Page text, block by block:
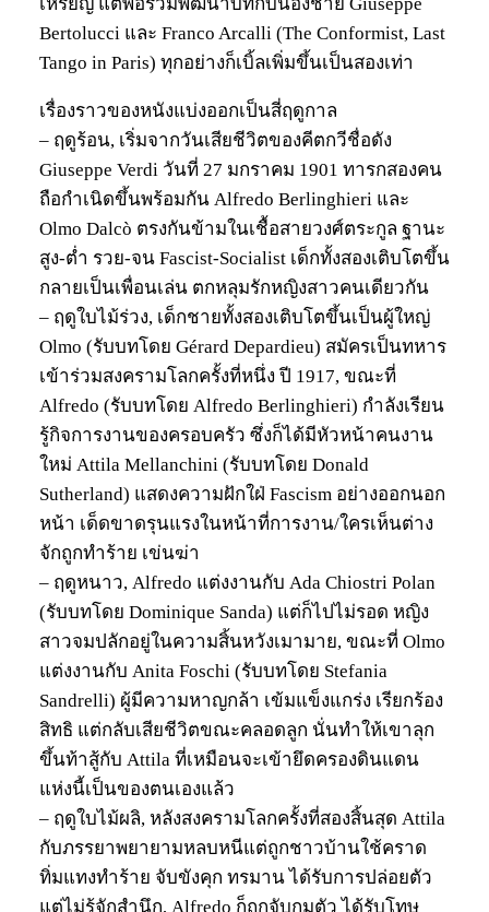
Bertolucci และ Franco Arcalli (The Conformist, Last
Tango in Paris) ทุกอย่างก็เบิ้ลเพิ่มขึ้นเป็นสองเท่า
เรื่องราวของหนังแบ่งออกเป็นสี่ฤดูกาล
– ฤดูร้อน, เริ่มจากวันเสียชีวิตของคีตกวีชื่อดัง
Giuseppe Verdi วันที่ 27 มกราคม 1901 ทารกสองคน
ถือกำเนิดขึ้นพร้อมกัน Alfredo Berlinghieri และ
Olmo Dalcò ตรงกันข้ามในเชื้อสายวงศ์ตระกูล ฐานะ
สูง-ต่ำ รวย-จน Fascist-Socialist เด็กทั้งสองเติบโตขึ้น
กลายเป็นเพื่อนเล่น ตกหลุมรักหญิงสาวคนเดียวกัน
– ฤดูใบไม้ร่วง, เด็กชายทั้งสองเติบโตขึ้นเป็นผู้ใหญ่
Olmo (รับบทโดย Gérard Depardieu) สมัครเป็นทหาร
เข้าร่วมสงครามโลกครั้งที่หนึ่ง ปี 1917, ขณะที่
Alfredo (รับบทโดย Alfredo Berlinghieri) กำลังเรียน
รู้กิจการงานของครอบครัว ซึ่งก็ได้มีหัวหน้าคนงาน
ใหม่ Attila Mellanchini (รับบทโดย Donald
Sutherland) แสดงความฝักใฝ่ Fascism อย่างออกนอก
หน้า เด็ดขาดรุนแรงในหน้าที่การงาน/ใครเห็นต่าง
จักถูกทำร้าย เข่นฆ่า
– ฤดูหนาว, Alfredo แต่งงานกับ Ada Chiostri Polan
(รับบทโดย Dominique Sanda) แต่ก็ไปไม่รอด หญิง
สาวจมปลักอยู่ในความสิ้นหวังเมามาย, ขณะที่ Olmo
แต่งงานกับ Anita Foschi (รับบทโดย Stefania
Sandrelli) ผู้มีความหาญกล้า เข้มแข็งแกร่ง เรียกร้อง
สิทธิ แต่กลับเสียชีวิตขณะคลอดลูก นั่นทำให้เขาลุก
ขึ้นท้าสู้กับ Attila ที่เหมือนจะเข้ายึดครองดินแดน
แห่งนี้เป็นของตนเองแล้ว
– ฤดูใบไม้ผลิ, หลังสงครามโลกครั้งที่สองสิ้นสุด Attila
กับภรรยาพยายามหลบหนีแต่ถูกชาวบ้านใช้คราด
ทิ่มแทงทำร้าย จับขังคุก ทรมาน ได้รับการปล่อยตัว
แต่ไม่รู้จักสำนึก, Alfredo ก็ถูกจับกุมตัว ได้รับโทษ